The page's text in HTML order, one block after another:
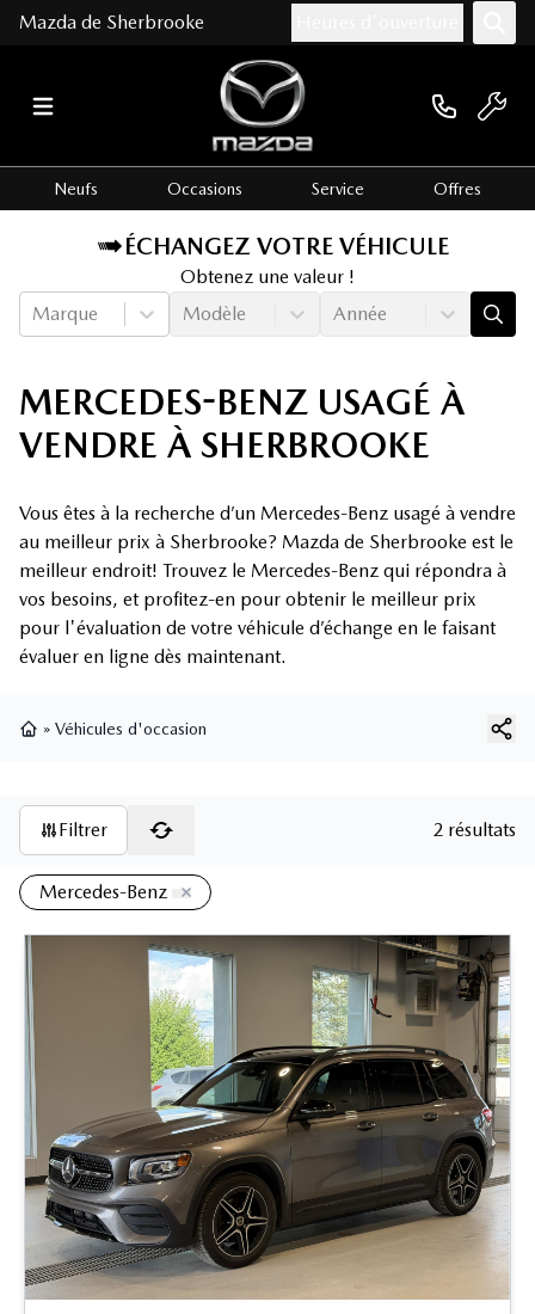
Mazda de Sherbrooke
Neufs Occasions Service Offres
ÉCHANGEZ VOTRE VÉHICULE
Obtenez une valeur !
Marque
Modèle Année
MERCEDES-BENZ USAGÉ À
VENDRE À SHERBROOKE
Vous êtes à la recherche d’un Mercedes-Benz usagé à vendre
au meilleur prix à Sherbrooke? Mazda de Sherbrooke est le
meilleur endroit! Trouvez le Mercedes-Benz qui répondra à
vos besoins, et profitez-en pour obtenir le meilleur prix
pour l'évaluation de votre véhicule d’échange en le faisant
évaluer en ligne dès maintenant.
» Véhicules d'occasion
Filtrer 2 résultats
Mercedes-Benz